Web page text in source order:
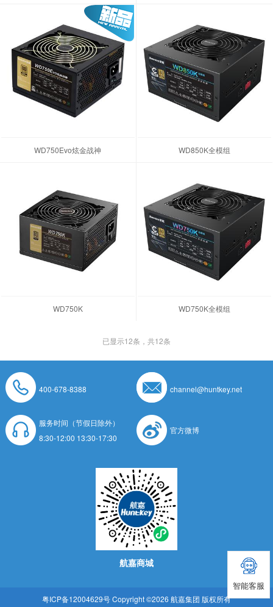
WD750Evo炫金战神 WD850K全模组
WD750K WD750K全模组
已显示12条，共12条
400-678-8388 channel@huntkey.net
服务时间（节假日除外）
8:30-12:00 13:30-17:30
官方微博
航嘉商城
粤ICP备12004629号Copyright ©2026 航嘉集团 版权所有
智能客服